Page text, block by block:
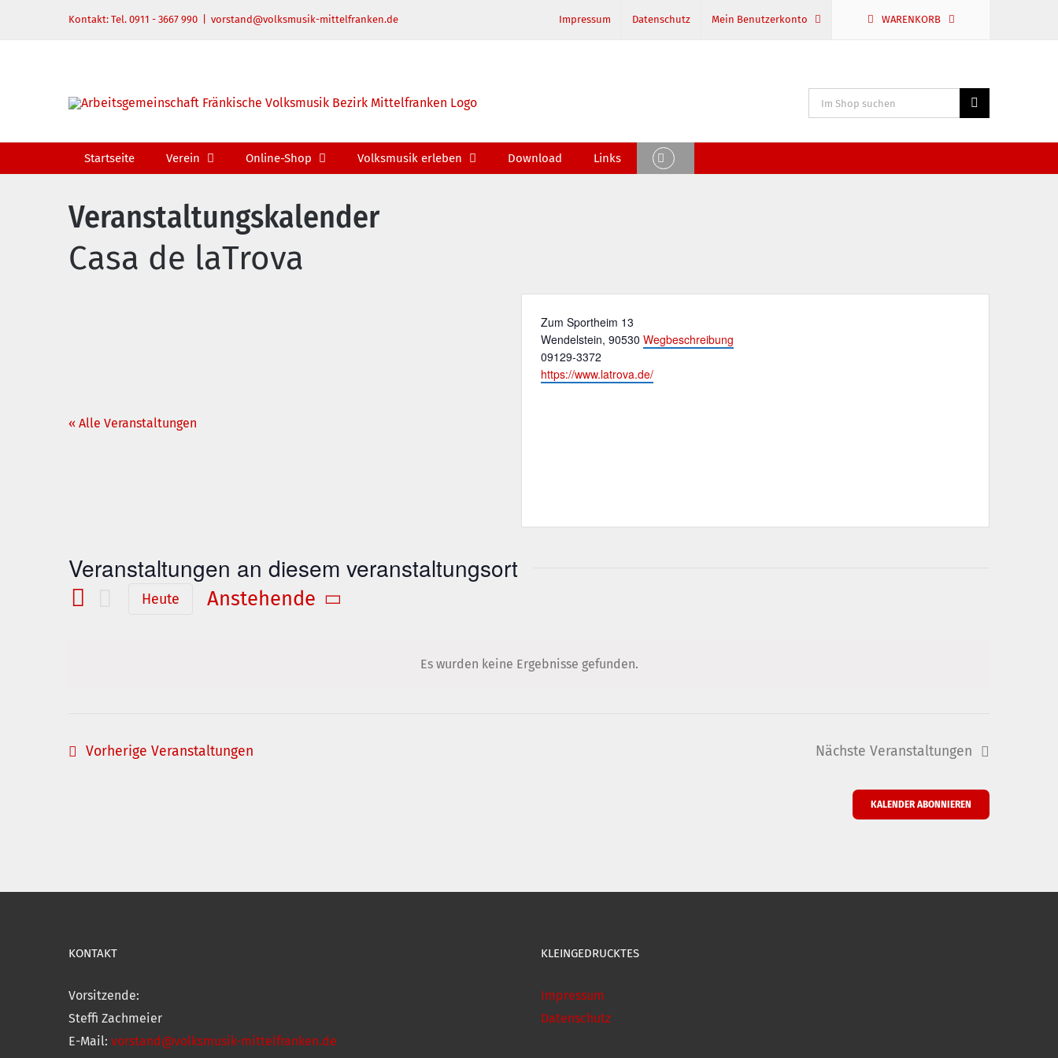
Kontakt: Tel. 0911 - 3667 990 vorstand@volksmusik-mittelfranken.de Impressum Datenschutz Mein Benutzerkonto WARENKORB
Suche
nach:
Startseite Verein Online-Shop Volksmusik erleben Download Links
Veranstaltungskalender
Casa de laTrova
« Alle Veranstaltungen
Adresse
Zum Sportheim 13
Wendelstein, 90530 Wegbeschreibung
Telefon
09129-3372
Webseite
https://www.latrova.de/
Veranstaltungen an diesem veranstaltungsort
Hinweis
Es wurden keine Ergebnisse gefunden.
Heute
Anstehende
Vorherige Veranstaltungen NächsteVeranstaltungen
KALENDER ABONNIEREN
KONTAKT
Vorsitzende:
Steffi Zachmeier
E-Mail: vorstand@volksmusik-mittelfranken.de
KLEINGEDRUCKTES
Impressum
Datenschutz